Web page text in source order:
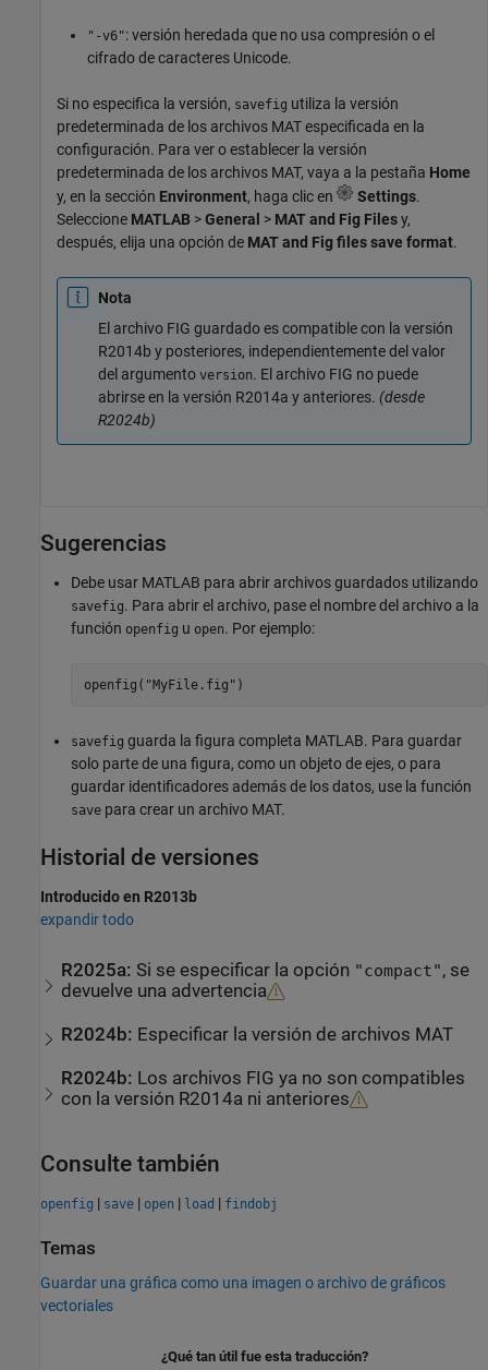
"-v6": versión heredada que no usa compresión o el
cifrado de caracteres Unicode.
Si no especifica la versión, savefig utiliza la versión
predeterminada de los archivos MAT especificada en la
configuración. Para ver o establecer la versión
predeterminada de los archivos MAT, vaya a la pestaña Home
y, en la sección Environment, haga clic en Settings.
Seleccione MATLAB >General > MAT and Fig Filesy,
después, elija una opción de MAT and Fig files save format.
Nota
El archivo FIG guardado es compatible con la versión
R2014b y posteriores, independientemente del valor
del argumento version. El archivo FIG no puede
abrirse en la versión R2014a y anteriores. (desde
R2024b)
Sugerencias
Debe usar MATLAB para abrir archivos guardados utilizando
savefig. Para abrir el archivo, pase el nombre del archivo a la
función openfig u open. Por ejemplo:
openfig( "MyFile.fig" )
savefig guarda la figura completa MATLAB. Para guardar
solo parte de una figura, como un objeto de ejes, o para
guardar identificadores además de los datos, use la función
save para crear un archivo MAT.
Historial de versiones
Introducido en R2013b
expandir todo
R2025a: Si se especificar la opción "compact", se
devuelve una advertencia
R2024b: Especificar la versión de archivos MAT
R2024b: Los archivos FIG ya no son compatibles
con la versión R2014a ni anteriores
Consulte también
openfig | save | open | load | findobj
Temas
Guardar una gráfica como una imagen o archivo de gráficos
vectoriales
¿Qué tan útil fue esta traducción?